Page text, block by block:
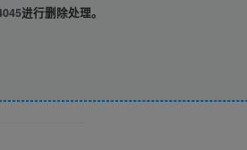
进行删除处理。